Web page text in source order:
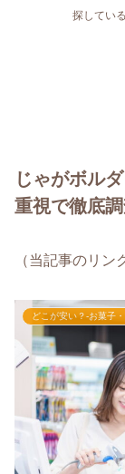
探してい
じゃがボル
重視で徹底
（当記事のリン
どこが安い？-お菓子